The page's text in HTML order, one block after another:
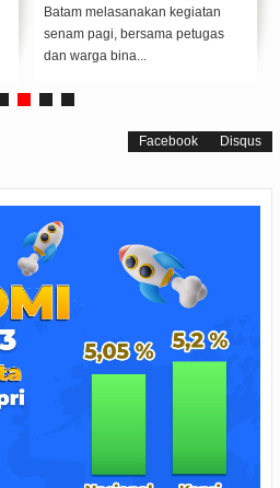
Batam melasanakan kegiatan
senam pagi, bersama petugas
dan warga bina...
Facebook Disqus